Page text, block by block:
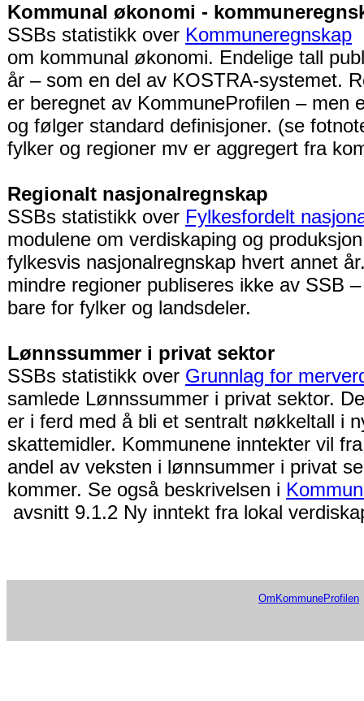
Kommunal økonomi -
SSBs statistikk over Kommuneregnskap
om kommunal økonomi. Endelige tall
år – som en del av KOSTRA-systemet.
er beregnet av KommuneProfilen – men
og følger standard definisjoner. (se
fylker og regioner mv er aggregert fra
Regionalt nasjonalregnskap
SSBs statistikk over Fylkesfordelt
modulene om verdiskaping og
fylkesvis nasjonalregnskap hvert annet
mindre regioner publiseres ikke av SSB
bare for fylker og landsdeler.
Lønnssummer i privat sektor
SSBs statistikk over Grunnlag for
samlede Lønnssummer i privat sektor.
er i ferd med å bli et sentralt nøkkeltall i
skattemidler. Kommunene inntekter vil
andel av veksten i lønnsummer i privat
kommer. Se også beskrivelsen i
avsnitt 9.1.2 Ny inntekt fra lokal
OmKommuneProfilen